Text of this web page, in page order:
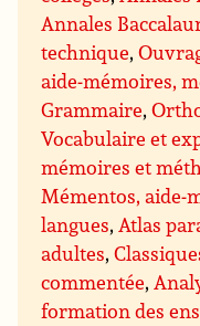
Annales
technique,
aide-mémoires,
Grammaire,
Vocabulaire et
mémoires et
Mémentos, aide-
langues, Atlas
adultes,
commentée,
formation des